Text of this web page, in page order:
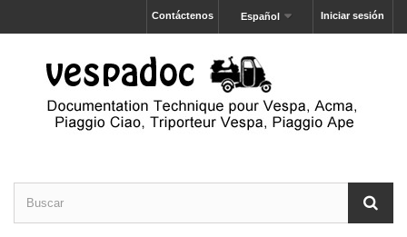
Iniciar sesión
Español
Contáctenos